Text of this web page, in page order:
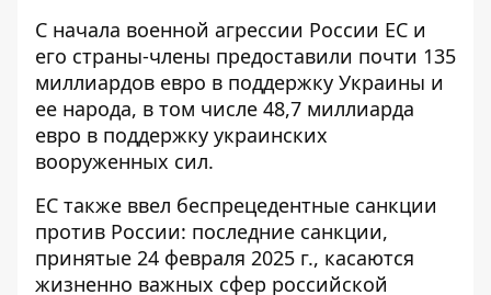
С начала военной агрессии России ЕС и
его страны-члены предоставили почти 135
миллиардов евро в поддержку Украины и
ее народа, в том числе 48,7 миллиарда
евро в поддержку украинских
вооруженных сил.
ЕС также ввел беспрецедентные санкции
против России: последние санкции,
принятые 24 февраля 2025 г., касаются
жизненно важных сфер российской